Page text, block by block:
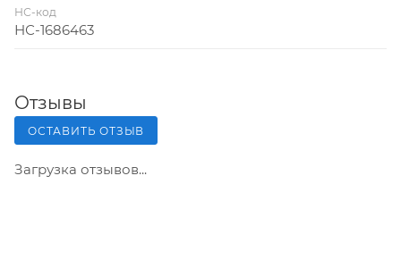
НС-код
НС-1686463
Отзывы
ОСТАВИТЬ ОТЗЫВ
Загрузка отзывов...